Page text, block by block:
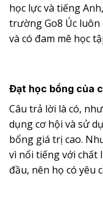
học lực và tiếng
trường Go8 Úc
và có đam mê học
Đạt học bổng của
Câu trả lời là có,
dụng cơ hội và sử
bổng giá trị cao.
vì nổi tiếng với chất
đầu, nên họ có yêu